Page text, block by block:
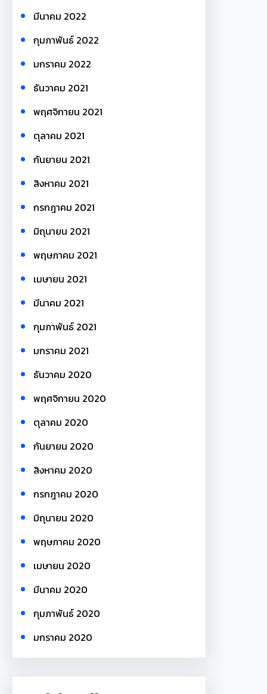
มีนาคม 2022
กุมภาพันธ์ 2022
มกราคม 2022
ธันวาคม 2021
พฤศจิกายน 2021
ตุลาคม 2021
กันยายน 2021
สิงหาคม 2021
กรกฎาคม 2021
มิถุนายน 2021
พฤษภาคม 2021
เมษายน 2021
มีนาคม 2021
กุมภาพันธ์ 2021
มกราคม 2021
ธันวาคม 2020
พฤศจิกายน 2020
ตุลาคม 2020
กันยายน 2020
สิงหาคม 2020
กรกฎาคม 2020
มิถุนายน 2020
พฤษภาคม 2020
เมษายน 2020
มีนาคม 2020
กุมภาพันธ์ 2020
มกราคม 2020